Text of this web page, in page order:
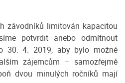
závodníků limitován kapacitou
potvrdit anebo odmítnout
30. 4. 2019, aby bylo možné
zájemcům – samozřejmě
dvou minulých ročníků mají